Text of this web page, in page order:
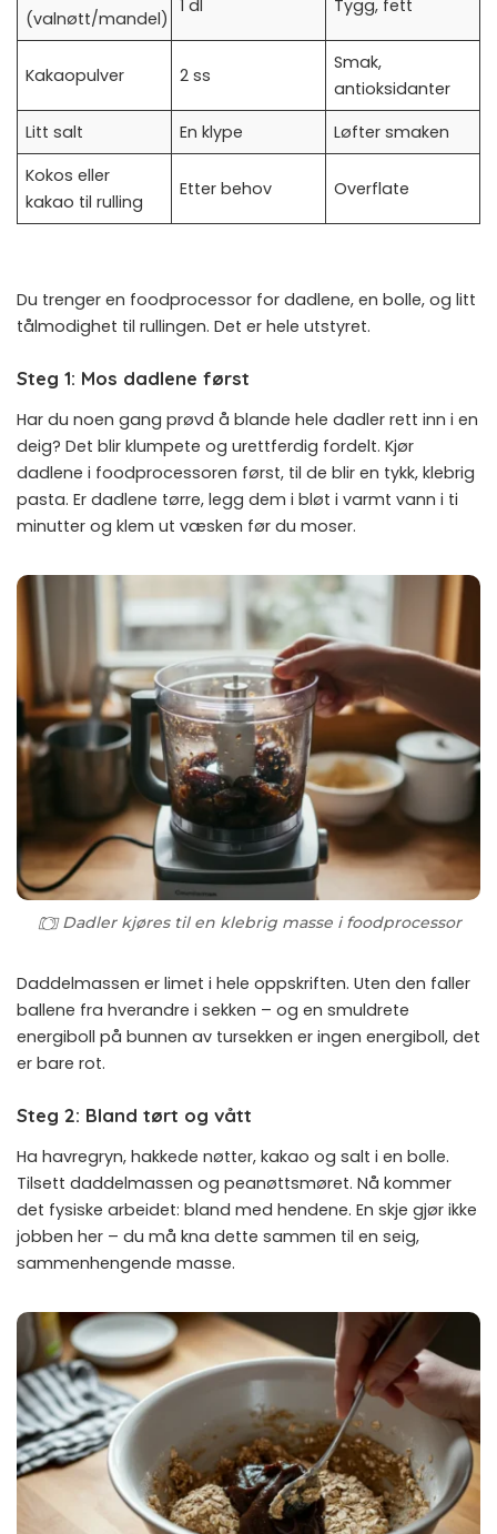
(valnøtt/mandel)
1 dl Tygg, fett
Kakaopulver 2 ss
Smak,
antioksidanter
Litt salt
En klype
Løfter smaken
Kokos eller
kakao til rulling
Etter behov Overflate
Du trenger en foodprocessor for dadlene, en bolle, og litt
tålmodighet til rullingen. Det er hele utstyret.
Steg 1: Mos dadlene først
Har du noen gang prøvd å blande hele dadler rett inn i en
deig? Det blir klumpete og urettferdig fordelt. Kjør
dadlene i foodprocessoren først, til de blir en tykk, klebrig
pasta. Er dadlene tørre, legg dem i bløt i varmt vann i ti
minutter og klem ut væsken før du moser.
Dadler kjøres til en klebrig masse i foodprocessor
Daddelmassen er limet i hele oppskriften. Uten den faller
ballene fra hverandre i sekken – og en smuldrete
energiboll på bunnen av tursekken er ingen energiboll, det
er bare rot.
Steg 2: Bland tørt og vått
Ha havregryn, hakkede nøtter, kakao og salt i en bolle.
Tilsett daddelmassen og peanøttsmøret. Nå kommer
det fysiske arbeidet: bland med hendene. En skje gjør ikke
jobben her – du må kna dette sammen til en seig,
sammenhengende masse.